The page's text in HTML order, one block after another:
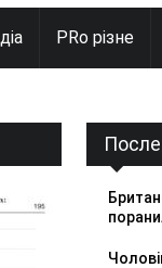
PRо різне